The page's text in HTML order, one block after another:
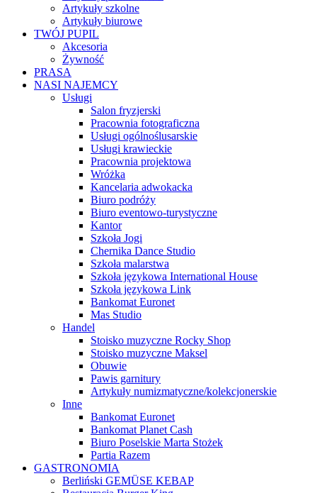
Artykuły szkolne
Artykuły biurowe
TWÓJ PUPIL
Akcesoria
Żywność
PRASA
NASI NAJEMCY
Usługi
Salon fryzjerski
Pracownia fotograficzna
Usługi ogólnoślusarskie
Usługi krawieckie
Pracownia projektowa
Wróżka
Kancelaria adwokacka
Biuro podróży
Biuro eventowo-turystyczne
Kantor
Szkoła Jogi
Chernika Dance Studio
Szkoła malarstwa
Szkoła językowa International House
Szkoła językowa Link
Bankomat Euronet
Mas Studio
Handel
Stoisko muzyczne Rocky Shop
Stoisko muzyczne Maksel
Obuwie
Pawis garnitury
Artykuły numizmatyczne/kolekcjonerskie
Inne
Bankomat Euronet
Bankomat Planet Cash
Biuro Poselskie Marta Stożek
Partia Razem
GASTRONOMIA
Berliński GEMÜSE KEBAP